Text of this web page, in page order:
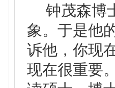
钟茂森博
象。于是他
诉他，你现
现在很重要